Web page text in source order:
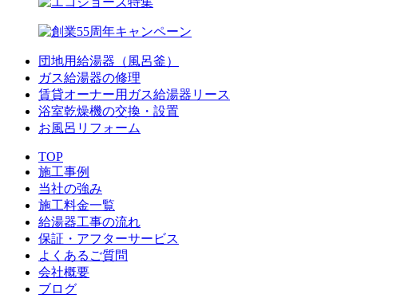
団地用給湯器（風呂釜）
ガス給湯器の修理
賃貸オーナー用ガス給湯器リース
浴室乾燥機の交換・設置
お風呂リフォーム
TOP
施工事例
当社の強み
施工料金一覧
給湯器工事の流れ
保証・アフターサービス
よくあるご質問
会社概要
ブログ